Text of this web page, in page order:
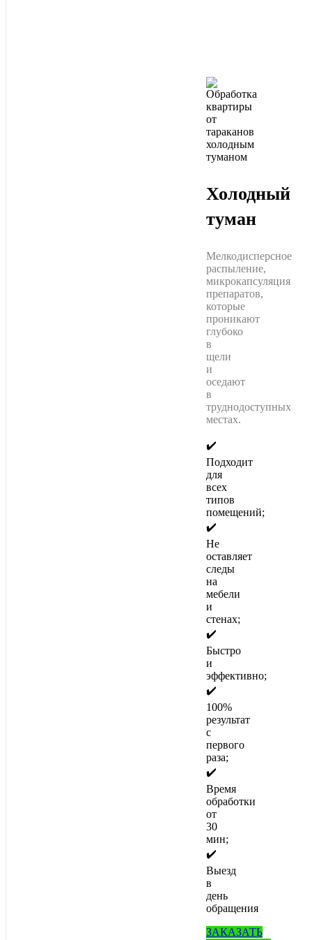
Холодный
туман
Мелкодисперсное
распыление,
микрокапсуляция
препаратов,
которые
проникают
глубоко
в
щели
и
оседают
в
труднодоступных
местах.
✔️
Подходит
для
всех
типов
помещений;
✔️
Не
оставляет
следы
на
мебели
и
стенах;
✔️
Быстро
и
эффективно;
✔️
100%
результат
с
первого
раза;
✔️
Время
обработки
от
30
мин;
✔️
Выезд
в
день
обращения
ЗАКАЗАТЬ